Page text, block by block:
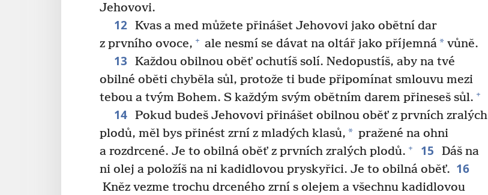
Jehovovi.
12 Kvas a med můžete přinášet Jehovovi jako obětní dar
z prvního ovoce, + ale nesmí se dávat na oltář jako příjemná* vůně.
13
Každou obilnou oběť ochutíš solí. Nedopustíš, aby na tvé
obilné oběti chyběla sůl, protože ti bude připomínat smlouvu mezi
tebou a tvým Bohem. S každým svým obětním darem přineseš sůl. +
14 Pokud budeš Jehovovi přinášet obilnou oběť z prvních zralých
plodů, měl bys přinést zrní z mladých klasů, * pražené na ohni
a rozdrcené. Je to obilná oběť z prvních zralých plodů. + 15
Dáš na
ni olej a položíš na ni kadidlovou pryskyřici. Je to obilná oběť. 16
Kněz vezme trochu drceného zrní s olejem a všechnu kadidlovou